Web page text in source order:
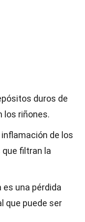
duros de
los riñones.
de los
filtran la
es una pérdida
que puede ser